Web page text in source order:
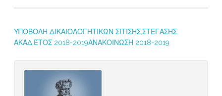
ΥΠΟΒΟΛΗ ΔΙΚΑΙΟΛΟΓΗΤΙΚΩΝ ΣΙΤΙΣΗΣ,ΣΤΕΓΑΣΗΣ
ΑΚΑΔ.ΈΤΟΣ 2018-2019ΑΝΑΚΟΙΝΩΣΗ 2018-2019